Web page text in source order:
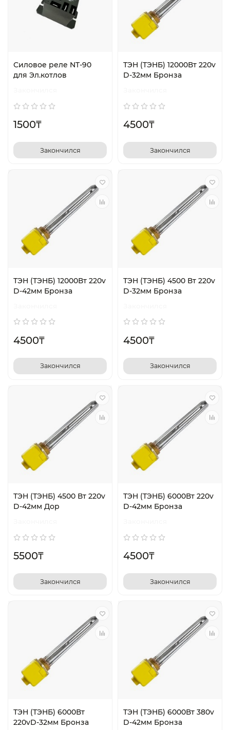
Силовое реле NT-90
для Эл.котлов
1500₸
Закончился
ТЭН (ТЭНБ) 12000Вт 220v
D-32мм Бронза
4500₸
Закончился
ТЭН (ТЭНБ) 12000Вт 220v
D-42мм Бронза
4500₸
Закончился
ТЭН (ТЭНБ) 4500 Вт 220v
D-32мм Бронза
4500₸
Закончился
ТЭН (ТЭНБ) 4500 Вт 220v
D-42мм Дор
5500₸
Закончился
ТЭН (ТЭНБ) 6000Вт 220v
D-42мм Бронза
4500₸
Закончился
ТЭН (ТЭНБ) 6000Вт
220vD-32мм Бронза
ТЭН (ТЭНБ) 6000Вт 380v
D-42мм Бронза